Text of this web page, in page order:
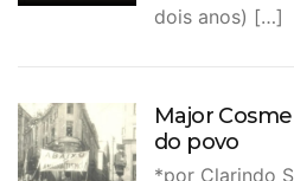
dois anos) […]
Major
do povo
*por Clarindo